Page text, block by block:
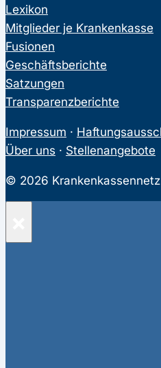
Lexikon
Mitglieder je Krankenkasse
Fusionen
Geschäftsberichte
Satzungen
Transparenzberichte
Impressum ·
Über uns · Stellenangebote
© 2026